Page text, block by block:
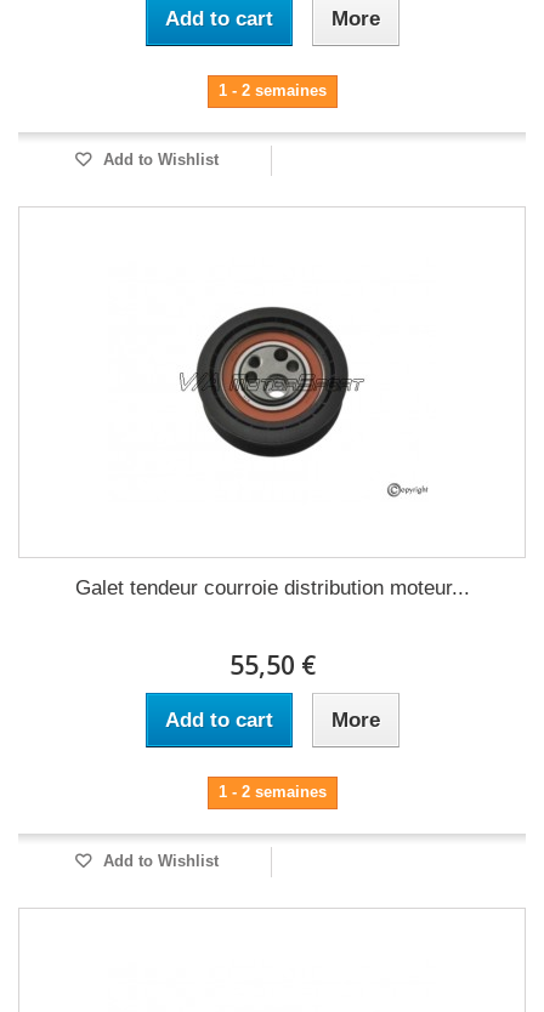
Add to cart More
1 - 2 semaines
Add to Wishlist
Galet tendeur courroie distribution moteur...
55,50 €
Add to cart More
1 - 2 semaines
Add to Wishlist